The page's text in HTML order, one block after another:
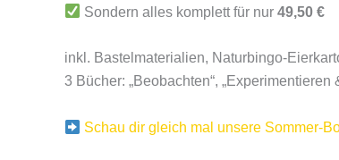
Sondern alles komplett für nur49,50 €
inkl. Bastelmaterialien, Naturbingo-
3 Bücher: „Beobachten“, „Experimentieren
Schau dir gleich mal unsere Sommer-